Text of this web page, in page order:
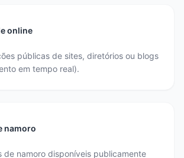
online
públicas de sites, diretórios ou blogs
em tempo real).
namoro
de namoro disponíveis publicamente